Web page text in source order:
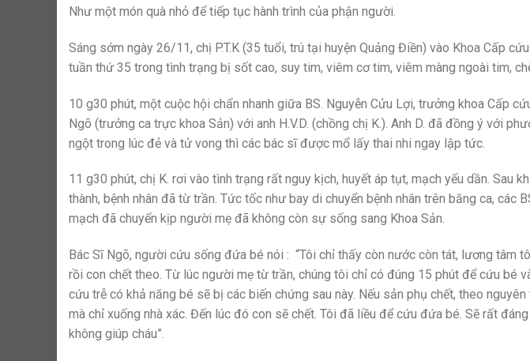
Như một món quà nhỏ để tiếp tục hành trình của phận người.
Sáng sớm ngày 26/11, chị P.T.K (35 tuổi, trú tại huyện Quảng Điền) vào Khoa Cấp
tuần thứ 35 trong tình trạng bị sốt cao, suy tim, viêm cơ tim, viêm màng ngoài tim,
10 g30 phút, một cuộc hội chẩn nhanh giữa BS. Nguyễn Cửu Lợi, trưởng khoa Cấp
Ngõ (trưởng ca trực khoa Sản) với anh H.V.D. (chồng chị K.). Anh D. đã đồng ý với
ngột trong lúc đẻ và tử vong thì các bác sĩ được mổ lấy thai nhi ngay lập tức.
11 g30 phút, chị K. rơi vào tình trạng rất nguy kịch, huyết áp tụt, mạch yếu dần. Sau
thành, bệnh nhân đã từ trần. Tức tốc như bay di chuyển bệnh nhân trên băng ca, các
mạch đã chuyển kịp người mẹ đã không còn sự sống sang Khoa Sản.
Bác Sĩ Ngõ, người cứu sống đứa bé nói : “Tôi chỉ thấy còn nước còn tát, lương tâm
rồi con chết theo. Từ lúc người mẹ từ trần, chúng tôi chỉ có đúng 15 phút để cứu bé
cứu trễ có khả năng bé sẽ bị các biến chứng sau này. Nếu sản phụ chết, theo
mà chỉ xuống nhà xác. Đến lúc đó con sẽ chết. Tôi đã liều để cứu đứa bé. Sẽ rất
không giúp cháu”.